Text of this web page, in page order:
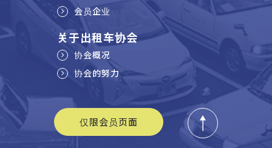
会员企业
关于出租车协会
协会概况
协会的努力
仅限会员页面